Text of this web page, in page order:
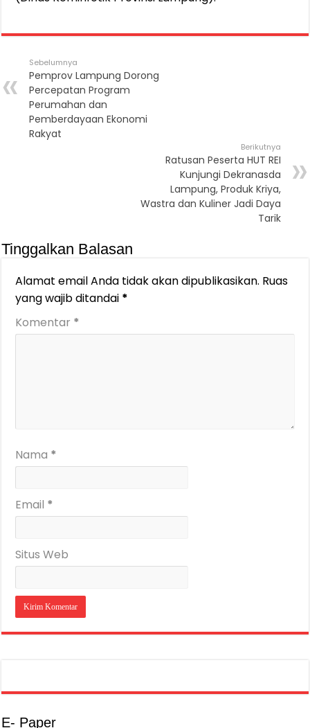
Sebelumnya
Pemprov Lampung Dorong
Percepatan Program
Perumahan dan
Pemberdayaan Ekonomi
Rakyat
Berikutnya
Ratusan Peserta HUT REI
Kunjungi Dekranasda
Lampung, Produk Kriya,
Wastra dan Kuliner Jadi Daya
Tarik
Tinggalkan Balasan
Alamat email Anda tidak akan dipublikasikan. Ruas
yang wajib ditandai *
Komentar *
Nama *
Email *
Situs Web
E- Paper